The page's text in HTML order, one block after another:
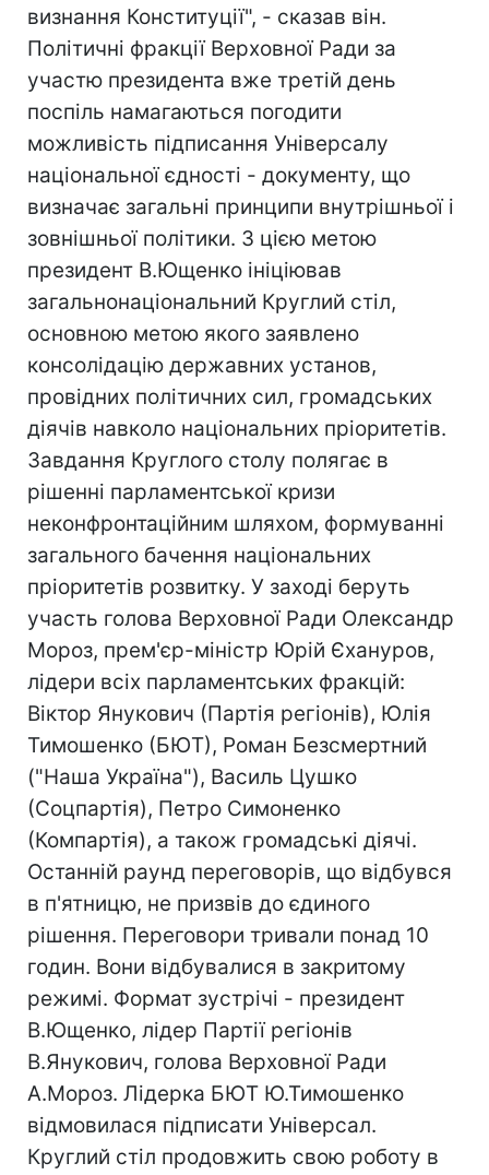
визнання Конституції", - сказав він.
Політичні фракції Верховної Ради за
участю президента вже третій день
поспіль намагаються погодити
можливість підписання Універсалу
національної єдності - документу, що
визначає загальні принципи внутрішньої і
зовнішньої політики. З цією метою
президент В.Ющенко ініціював
загальнонаціональний Круглий стіл,
основною метою якого заявлено
консолідацію державних установ,
провідних політичних сил, громадських
діячів навколо національних пріоритетів.
Завдання Круглого столу полягає в
рішенні парламентської кризи
неконфронтаційним шляхом, формуванні
загального бачення національних
пріоритетів розвитку. У заході беруть
участь голова Верховної Ради Олександр
Мороз, прем'єр-міністр Юрій Єхануров,
лідери всіх парламентських фракцій:
Віктор Янукович (Партія регіонів), Юлія
Тимошенко (БЮТ), Роман Безсмертний
("Наша Україна"), Василь Цушко
(Соцпартія), Петро Симоненко
(Компартія), а також громадські діячі.
Останній раунд переговорів, що відбувся
в п'ятницю, не призвів до єдиного
рішення. Переговори тривали понад 10
годин. Вони відбувалися в закритому
режимі. Формат зустрічі - президент
В.Ющенко, лідер Партії регіонів
В.Янукович, голова Верховної Ради
А.Мороз. Лідерка БЮТ Ю.Тимошенко
відмовилася підписати Універсал.
Круглий стіл продовжить свою роботу в